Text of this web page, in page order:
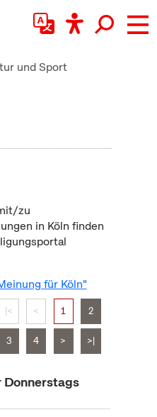
und Sport
zu
in Köln finden
für Köln"
|< < 1 2
3 4 > >|
Donnerstags